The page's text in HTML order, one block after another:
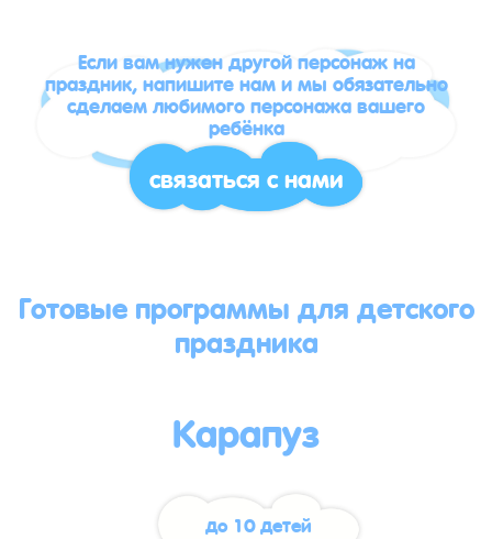
Если вам нужен другой персонаж на
праздник, напишите нам и мы обязательно
сделаем любимого персонажа вашего
ребёнка
связаться с нами
Готовые программы для детского
праздника
Карапуз
до 10 детей